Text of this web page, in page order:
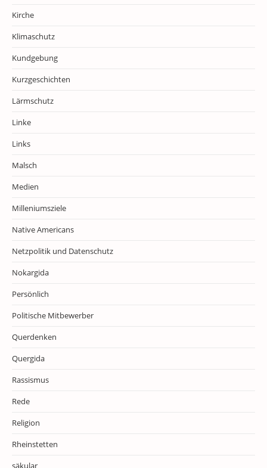
Kirche
Klimaschutz
Kundgebung
Kurzgeschichten
Lärmschutz
Linke
Links
Malsch
Medien
Milleniumsziele
Native Americans
Netzpolitik und Datenschutz
Nokargida
Persönlich
Politische Mitbewerber
Querdenken
Quergida
Rassismus
Rede
Religion
Rheinstetten